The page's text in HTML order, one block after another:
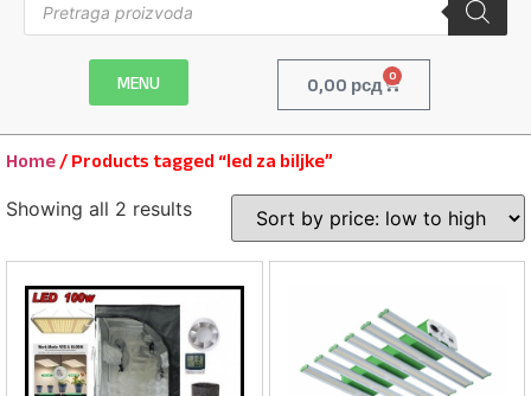
MENU 0,00 рсд 0
Home / Products tagged “led za biljke”
Showing all 2 results